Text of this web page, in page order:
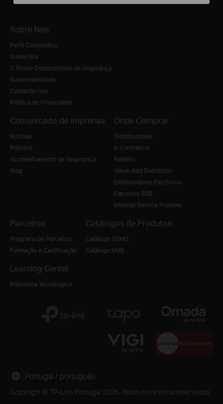
Sobre Nós
Perfil Corporativo
Sobre Nós
O Nosso Compromisso de Segurança
Sustentabilidade
Contacte-nos
Política de Privacidade
Comunicado de imprensa
Notícias
Prémios
Aconselhamento de Segurança
Blog
Onde Comprar
Distribuidores
E-commerce
Retalho
Value-Add Distributor
Distribuidores Electricos
Parceiros B2B
Internet Service Provider
Parceiros
Programa de Parceiros
Formação e Certificação
Catálogos de Produtos
Catálogo SOHO
Catálogo SMB
Learning Center
Biblioteca Tecnológica
Copyright © TP-Link Portugal 2026. Todos os direitos reservados.
Portugal / português